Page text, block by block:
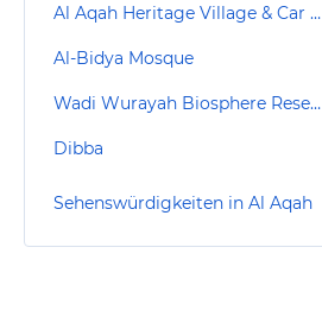
Al Aqah Heritage Village & Car Museum
Al-Bidya Mosque
Wadi Wurayah Biosphere Reserve
Dibba
Sehenswürdigkeiten in Al Aqah